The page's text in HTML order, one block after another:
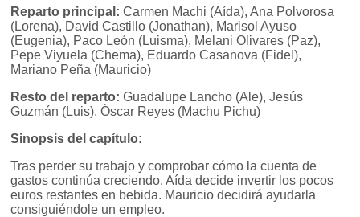
Reparto principal: Carmen Machi (Aída), Ana Polvorosa
(Lorena), David Castillo (Jonathan), Marisol Ayuso
(Eugenia), Paco León (Luisma), Melani Olivares (Paz),
Pepe Viyuela (Chema), Eduardo Casanova (Fidel),
Mariano Peña (Mauricio)
Resto del reparto: Guadalupe Lancho (Ale), Jesús
Guzmán (Luis), Óscar Reyes (Machu Pichu)
Sinopsis del capítulo:
Tras perder su trabajo y comprobar cómo la cuenta de
gastos continúa creciendo, Aída decide invertir los pocos
euros restantes en bebida. Mauricio decidirá ayudarla
consiguiéndole un empleo.